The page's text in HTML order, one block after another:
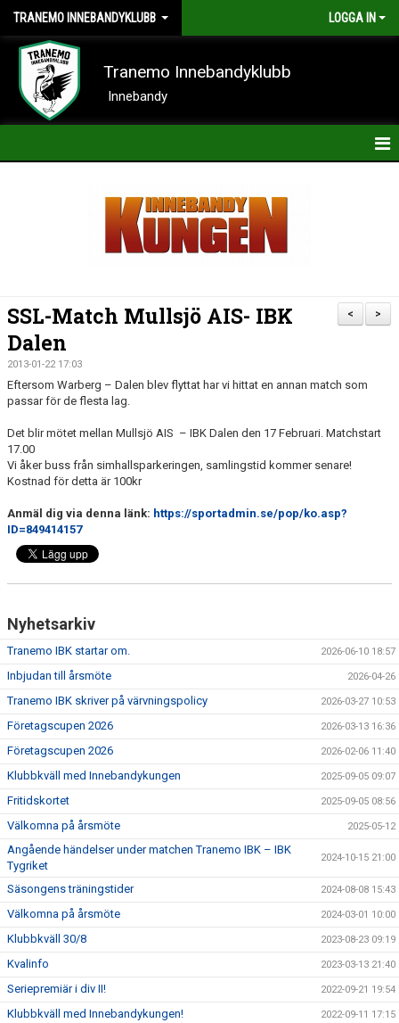
TRANEMO INNEBANDYKLUBB LOGGA IN
Tranemo Innebandyklubb
Innebandy
KALENDER
BILDER
DOKUMENT
VÅRA LAG
MATCHER
FÖRETAGSCUPEN 2026
TRÄNINGSTIDER 2025/26
FÖRENINGSDOMARE
>
<
SSL-Match Mullsjö AIS- IBK
Dalen
2013-01-22 17:03
Eftersom Warberg – Dalen blev flyttat har vi hittat en annan match som
passar för de flesta lag.
Det blir mötet mellan Mullsjö AIS – IBK Dalen den 17 Februari. Matchstart
17.00
Vi åker buss från simhallsparkeringen, samlingstid kommer senare!
Kostnad för detta är 100kr
Anmäl dig via denna länk: https://sportadmin.se/pop/ko.asp?
ID=849414157
Nyhetsarkiv
Tranemo IBK startar om. 2026-06-10 18:57
Inbjudan till årsmöte 2026-04-26
Tranemo IBK skriver på värvningspolicy 2026-03-27 10:53
Företagscupen 2026 2026-03-13 16:36
Företagscupen 2026 2026-02-06 11:40
Klubbkväll med Innebandykungen 2025-09-05 09:07
Fritidskortet 2025-09-05 08:56
Välkomna på årsmöte 2025-05-12
Angående händelser under matchen Tranemo IBK – IBK
Tygriket
2024-10-15 21:00
Säsongens träningstider 2024-08-08 15:43
Välkomna på årsmöte 2024-03-01 10:00
Klubbkväll 30/8 2023-08-23 09:19
Kvalinfo 2023-03-13 21:40
Seriepremiär i div II! 2022-09-21 19:54
Klubbkväll med Innebandykungen! 2022-09-11 17:15